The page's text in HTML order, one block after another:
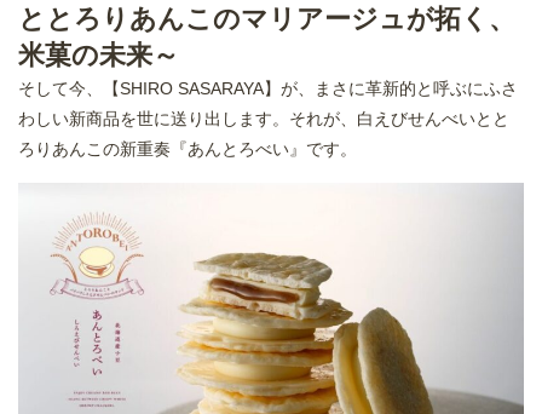
ととろりあんこのマリアージュが拓く、
米菓の未来～
そして今、【SHIRO SASARAYA】が、まさに革新的と呼ぶにふさ
わしい新商品を世に送り出します。それが、白えびせんべいとと
ろりあんこの新重奏『あんとろべい』です。